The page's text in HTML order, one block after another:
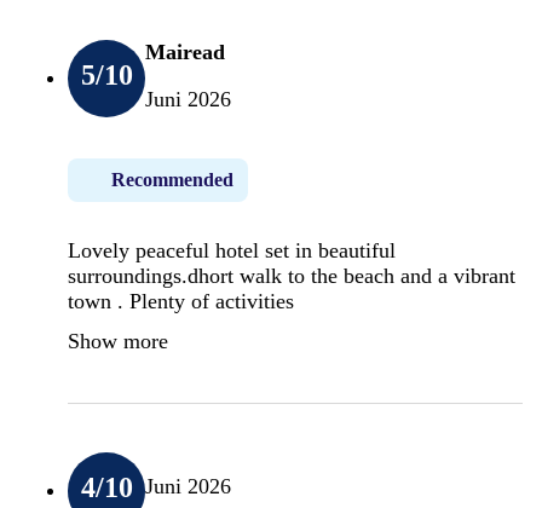
5/10
Mairead
Juni 2026
Recommended
Lovely peaceful hotel set in beautiful
surroundings.dhort walk to the beach and a vibrant
town . Plenty of activities
Show more
4/10 Juni 2026